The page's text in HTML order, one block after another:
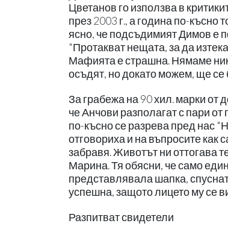
Цветанов го използва в
през 2003 г., а година по-късно
ясно, че подсъдимият Димов е
"Протакват нещата, за да
Мафията е страшна. Нямаме
осъдят, но докато можем, ще се
За грабежа на 90 хил. марки от
че Анчови разполагат с пари
по-късно се разрева пред нас
отговориха и на въпросите как
забравя. Животът ни оттогава
Марина. Тя обясни, че само
представлявала шапка,
успешна, защото лицето му се
Разпитват свидетели